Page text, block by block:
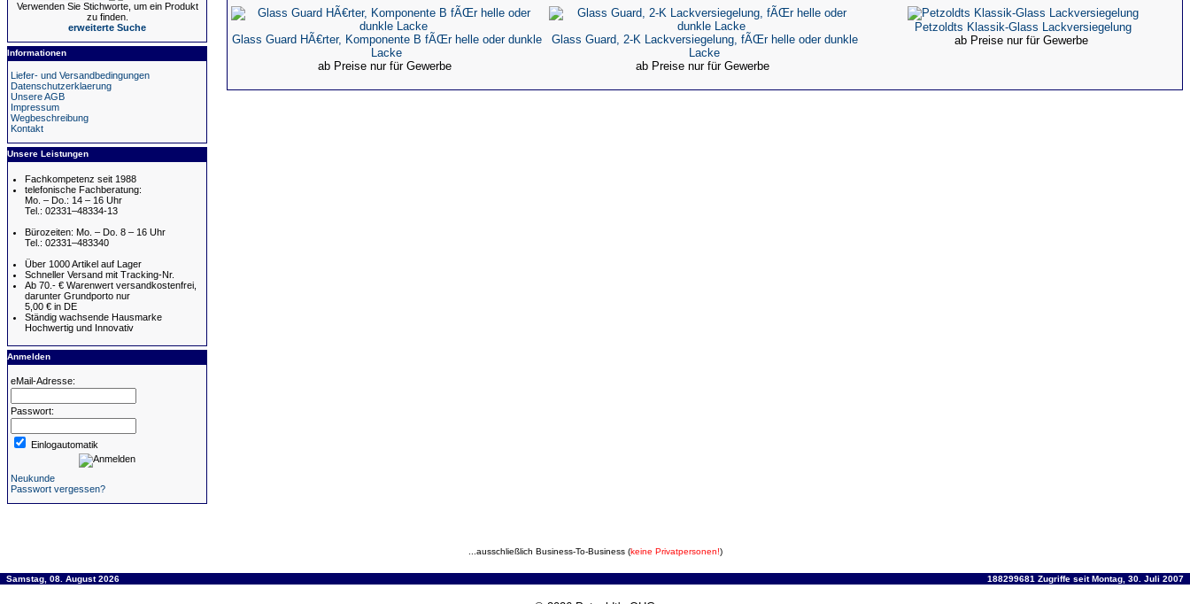
Verwenden Sie Stichworte, um ein Produkt
zu finden.
erweiterte Suche
Informationen
Liefer- und Versandbedingungen
Datenschutzerklaerung
Unsere AGB
Impressum
Wegbeschreibung
Kontakt
Unsere Leistungen
Fachkompetenz seit 1988
telefonische Fachberatung:
Mo. – Do.: 14 – 16 Uhr
Tel.: 02331–48334-13
Bürozeiten: Mo. – Do. 8 – 16 Uhr
Tel.: 02331–483340
Über 1000 Artikel auf Lager
Schneller Versand mit Tracking-Nr.
Ab 70.- € Warenwert versandkostenfrei,
darunter Grundporto nur
5,00 € in DE
Ständig wachsende Hausmarke
Hochwertig und Innovativ
Anmelden
eMail-Adresse:
Passwort:
Einlogautomatik
Neukunde
Passwort vergessen?
Glass Guard HÃ€rter, Komponente B fÃŒr helle oder dunkle
Lacke
ab Preise nur für Gewerbe
Glass Guard, 2-K Lackversiegelung, fÃŒr helle oder dunkle
Lacke
ab Preise nur für Gewerbe
Petzoldts Klassik-Glass Lackversiegelung
ab Preise nur für Gewerbe
...ausschließlich Business-To-Business (keine Privatpersonen!)
Samstag, 08. August 2026 188299681 Zugriffe seit Montag, 30. Juli 2007